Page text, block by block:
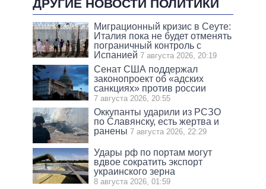
ДРУГИЕ НОВОСТИ ПОЛИТИКИ
Миграционный кризис в Сеуте:
Италия пока не будет отменять
пограничный контроль с
Испанией 7 августа 2026, 20:19
Сенат США поддержал
законопроект об «адских
санкциях» против россии
7 августа 2026, 20:55
Оккупанты ударили из РСЗО
по Славянску, есть жертва и
ранены 7 августа 2026, 22:29
Удары рф по портам могут
вдвое сократить экспорт
украинского зерна
8 августа 2026, 01:59